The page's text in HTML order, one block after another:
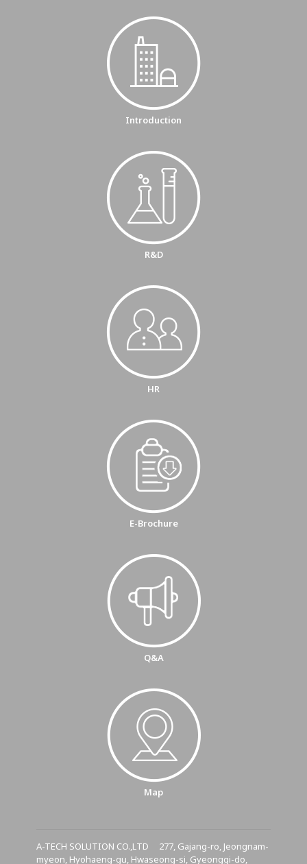
Introduction
R&D
HR
E-Brochure
Q&A
Map
A-TECH SOLUTION CO.,LTD 277, Gajang-ro, Jeongnam-
myeon, Hyohaeng-gu, Hwaseong-si, Gyeonggi-do,